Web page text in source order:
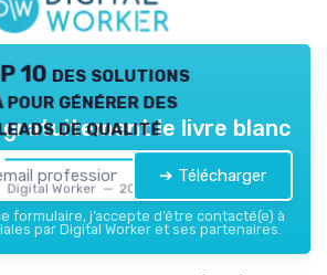
10 des solutions
pour générer des
de qualité
Digital Worker — 2026
gratuitement le livre blanc
➔ Télécharger
formulaire, j’accepte d’être contacté(e) à
par Digital Worker et ses partenaires.